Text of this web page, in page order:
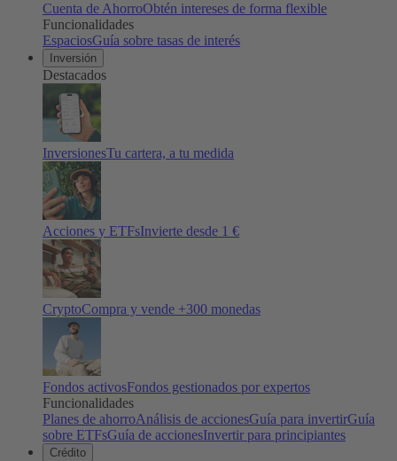
Cuenta de AhorroObtén intereses de forma flexible
Funcionalidades
EspaciosGuía sobre tasas de interés
Inversión
Destacados
InversionesTu cartera, a tu medida
Acciones y ETFsInvierte desde 1 €
CryptoCompra y vende +300 monedas
Fondos activosFondos gestionados por expertos
Funcionalidades
Planes de ahorroAnálisis de accionesGuía para invertirGuía
sobre ETFsGuía de accionesInvertir para principiantes
Crédito